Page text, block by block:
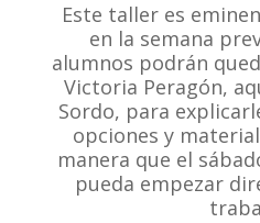
Este taller es
en la semana
alumnos podrán
Victoria Peragón,
Sordo, para
opciones y
manera que el
pueda empezar